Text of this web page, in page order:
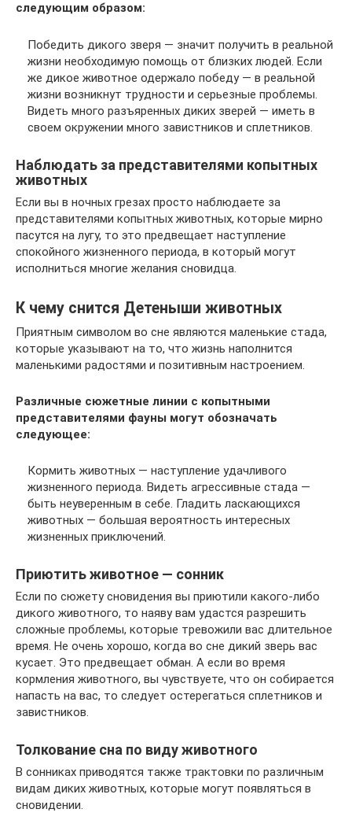
следующим образом:
Победить дикого зверя — значит получить в реальной
жизни необходимую помощь от близких людей. Если
же дикое животное одержало победу — в реальной
жизни возникнут трудности и серьезные проблемы.
Видеть много разъяренных диких зверей — иметь в
своем окружении много завистников и сплетников.
Наблюдать за представителями копытных
животных
Если вы в ночных грезах просто наблюдаете за
представителями копытных животных, которые мирно
пасутся на лугу, то это предвещает наступление
спокойного жизненного периода, в который могут
исполниться многие желания сновидца.
К чему снится Детеныши животных
Приятным символом во сне являются маленькие стада,
которые указывают на то, что жизнь наполнится
маленькими радостями и позитивным настроением.
Различные сюжетные линии с копытными
представителями фауны могут обозначать
следующее:
Кормить животных — наступление удачливого
жизненного периода. Видеть агрессивные стада —
быть неуверенным в себе. Гладить ласкающихся
животных — большая вероятность интересных
жизненных приключений.
Приютить животное — сонник
Если по сюжету сновидения вы приютили какого-либо
дикого животного, то наяву вам удастся разрешить
сложные проблемы, которые тревожили вас длительное
время. Не очень хорошо, когда во сне дикий зверь вас
кусает. Это предвещает обман. А если во время
кормления животного, вы чувствуете, что он собирается
напасть на вас, то следует остерегаться сплетников и
завистников.
Толкование сна по виду животного
В сонниках приводятся также трактовки по различным
видам диких животных, которые могут появляться в
сновидении.